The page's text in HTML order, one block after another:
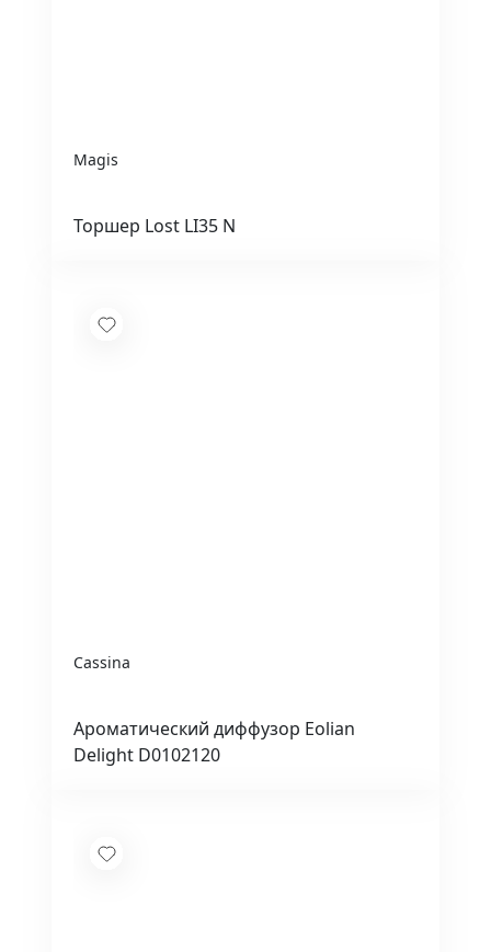
Magis
Торшер Lost LI35 N
Cassina
Ароматический диффузор Eolian
Delight D0102120